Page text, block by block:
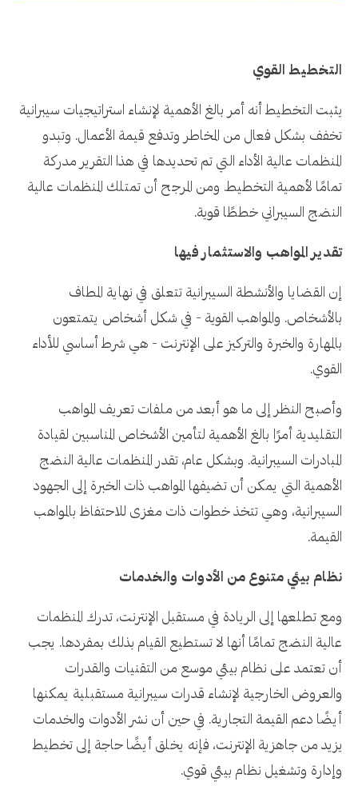
التخطيط القوي
يثبت التخطيط أنه أمر بالغ الأهمية لإنشاء استراتيجيات سيبرانية
تخفف بشكل فعال من المخاطر وتدفع قيمة الأعمال. وتبدو
المنظمات عالية الأداء التي تم تحديدها في هذا التقرير مدركة
تمامًا لأهمية التخطيط. ومن المرجح أن تمتلك المنظمات عالية
النضج السيبراني خططًا قوية.
تقدير المواهب والاستثمار فيها
إن القضايا والأنشطة السيبرانية تتعلق في نهاية المطاف
بالأشخاص. والمواهب القوية - في شكل أشخاص يتمتعون
بالمهارة والخبرة والتركيز على الإنترنت - هي شرط أساسي للأداء
القوي.
وأصبح النظر إلى ما هو أبعد من ملفات تعريف المواهب
التقليدية أمرًا بالغ الأهمية لتأمين الأشخاص المناسبين لقيادة
المبادرات السيبرانية. وبشكل عام، تقدر المنظمات عالية النضج
الأهمية التي يمكن أن تضيفها المواهب ذات الخبرة إلى الجهود
السيبرانية، وهي تتخذ خطوات ذات مغزى للاحتفاظ بالمواهب
القيمة.
نظام بيئي متنوع من الأدوات والخدمات
ومع تطلعها إلى الريادة في مستقبل الإنترنت، تدرك المنظمات
عالية النضج تمامًا أنها لا تستطيع القيام بذلك بمفردها. يجب
أن تعتمد على نظام بيئي موسع من التقنيات والقدرات
والعروض الخارجية لإنشاء قدرات سيبرانية مستقبلية يمكنها
أيضًا دعم القيمة التجارية. في حين أن نشر الأدوات والخدمات
يزيد من جاهزية الإنترنت، فإنه يخلق أيضًا حاجة إلى تخطيط
وإدارة وتشغيل نظام بيئي قوي.